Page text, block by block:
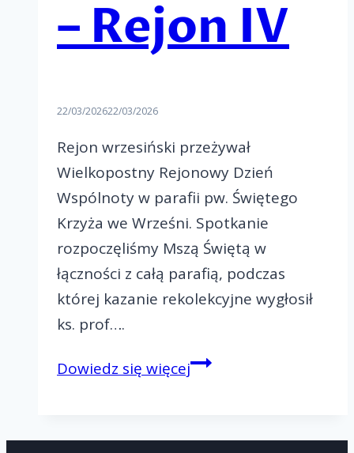
– Rejon IV
22/03/202622/03/2026
Rejon wrzesiński przeżywał
Wielkopostny Rejonowy Dzień
Wspólnoty w parafii pw. Świętego
Krzyża we Wrześni. Spotkanie
rozpoczęliśmy Mszą Świętą w
łączności z całą parafią, podczas
której kazanie rekolekcyjne wygłosił
ks. prof….
Dowiedz się więcejWielkopostny
–